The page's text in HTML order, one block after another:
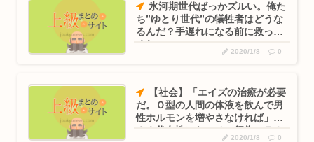
氷河期世代ばっかズルい。俺た
ち”ゆとり世代”の犠牲者はどうな
るんだ？手遅れになる前に救って
くれ
2020/1/8 0
【社会】「エイズの治療が必要
だ。Ｏ型の人間の体液を飲んで男
性ホルモンを増やさなければ」
６０代女性にわいせつ行為 ７１
2020/1/8 0